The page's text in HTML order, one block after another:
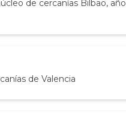
de cercanías Bilbao, año
de Valencia